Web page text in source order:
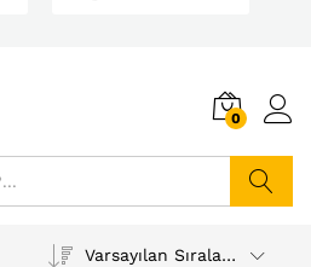
0
Varsayılan Sıralama